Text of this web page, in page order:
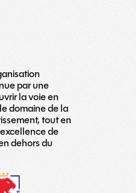
par une
la voie en
domaine de la
tout en
de
dehors du
LOGO
TEAM